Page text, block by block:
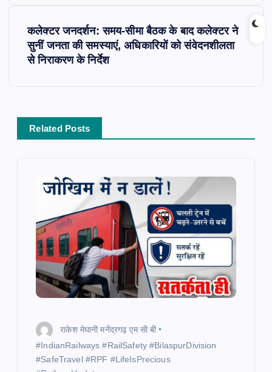
v
कलेक्टर जनदर्शन: समय-सीमा बैठक के बाद कलेक्टर ने
सुनीं जनता की समस्याएं, अधिकारियों को संवेदनशीलता
से निराकरण के निर्देश
Related Posts
राकेश मेघानी मनेंद्रगढ़ एम सी बी
​#IndianRailways #RailSafety #BilaspurDivision
#SafeTravel #RPF #LifeIsPrecious